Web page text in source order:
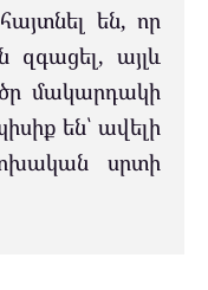
են, որ
զգացել, այլև
մակարդակի
են՝ ավելի
սրտի